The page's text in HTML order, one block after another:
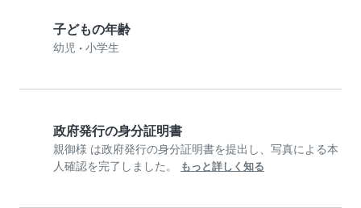
子どもの年齢
幼児 • 小学生
政府発行の身分証明書
親御様 は政府発行の身分証明書を提出し、写真による本
人確認を完了しました。
もっと詳しく知る